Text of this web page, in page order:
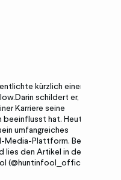
kürzlich einen Artikel
schildert er, wie eine
Karriere seine
hat. Heute teilt er
umfangreiches
Plattform. Besuche
lies den Artikel in der
(@huntinfool_official), oder